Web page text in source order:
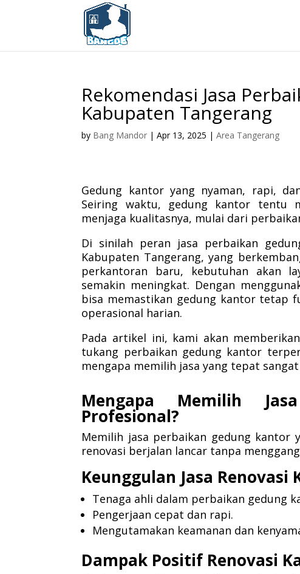
Rekomendasi Jasa
Kabupaten Tangerang
by Bang Mandor |Apr 13, 2025 |Area Tangerang
Gedung kantor yang nyaman, rapi,
Seiring waktu, gedung kantor tentu
menjaga kualitasnya, mulai dari
Di sinilah peran jasa perbaikan
Kabupaten Tangerang, yang
perkantoran baru, kebutuhan akan
semakin meningkat. Dengan
bisa memastikan gedung kantor tetap
operasional harian.
Pada artikel ini, kami akan
tukang perbaikan gedung kantor
mengapa memilih jasa yang tepat
Mengapa Memilih
Profesional?
Memilih jasa perbaikan gedung kantor
renovasi berjalan lancar tanpa
Keunggulan Jasa
Tenaga ahli dalam perbaikan gedung
Pengerjaan cepat dan rapi.
Mengutamakan keamanan dan
Dampak Positif Renovasi